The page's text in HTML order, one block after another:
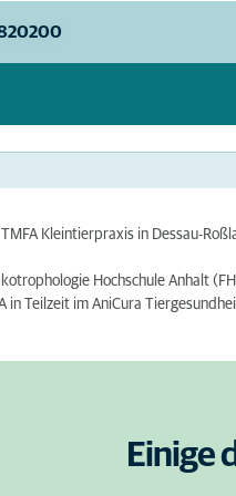
Kleintierpraxis in Dessau-
Hochschule Anhalt
in Teilzeit im AniCura
Einige